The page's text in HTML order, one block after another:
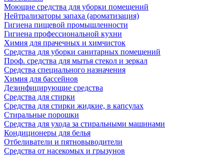
Моющие средства для уборки помещений
Нейтрализаторы запаха (ароматизация)
Гигиена пищевой промышленности
Гигиена профессиональной кухни
Химия для прачечных и химчисток
Средства для уборки санитарных помещений
Проф. средства для мытья стекол и зеркал
Средства специального назначения
Химия для бассейнов
Дезинфицирующие средства
Средства для стирки
Средства для стирки жидкие, в капсулах
Стиральные порошки
Средства для ухода за стиральными машинами
Кондиционеры для белья
Отбеливатели и пятновыводители
Средства от насекомых и грызунов